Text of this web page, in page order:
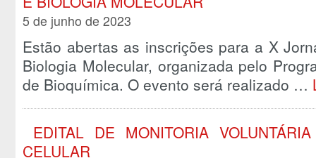
5 de junho de 2023
Estão abertas as inscrições para a X
Biologia Molecular, organizada pelo
de Bioquímica. O evento será realizado …
EDITAL DE MONITORIA
CELULAR